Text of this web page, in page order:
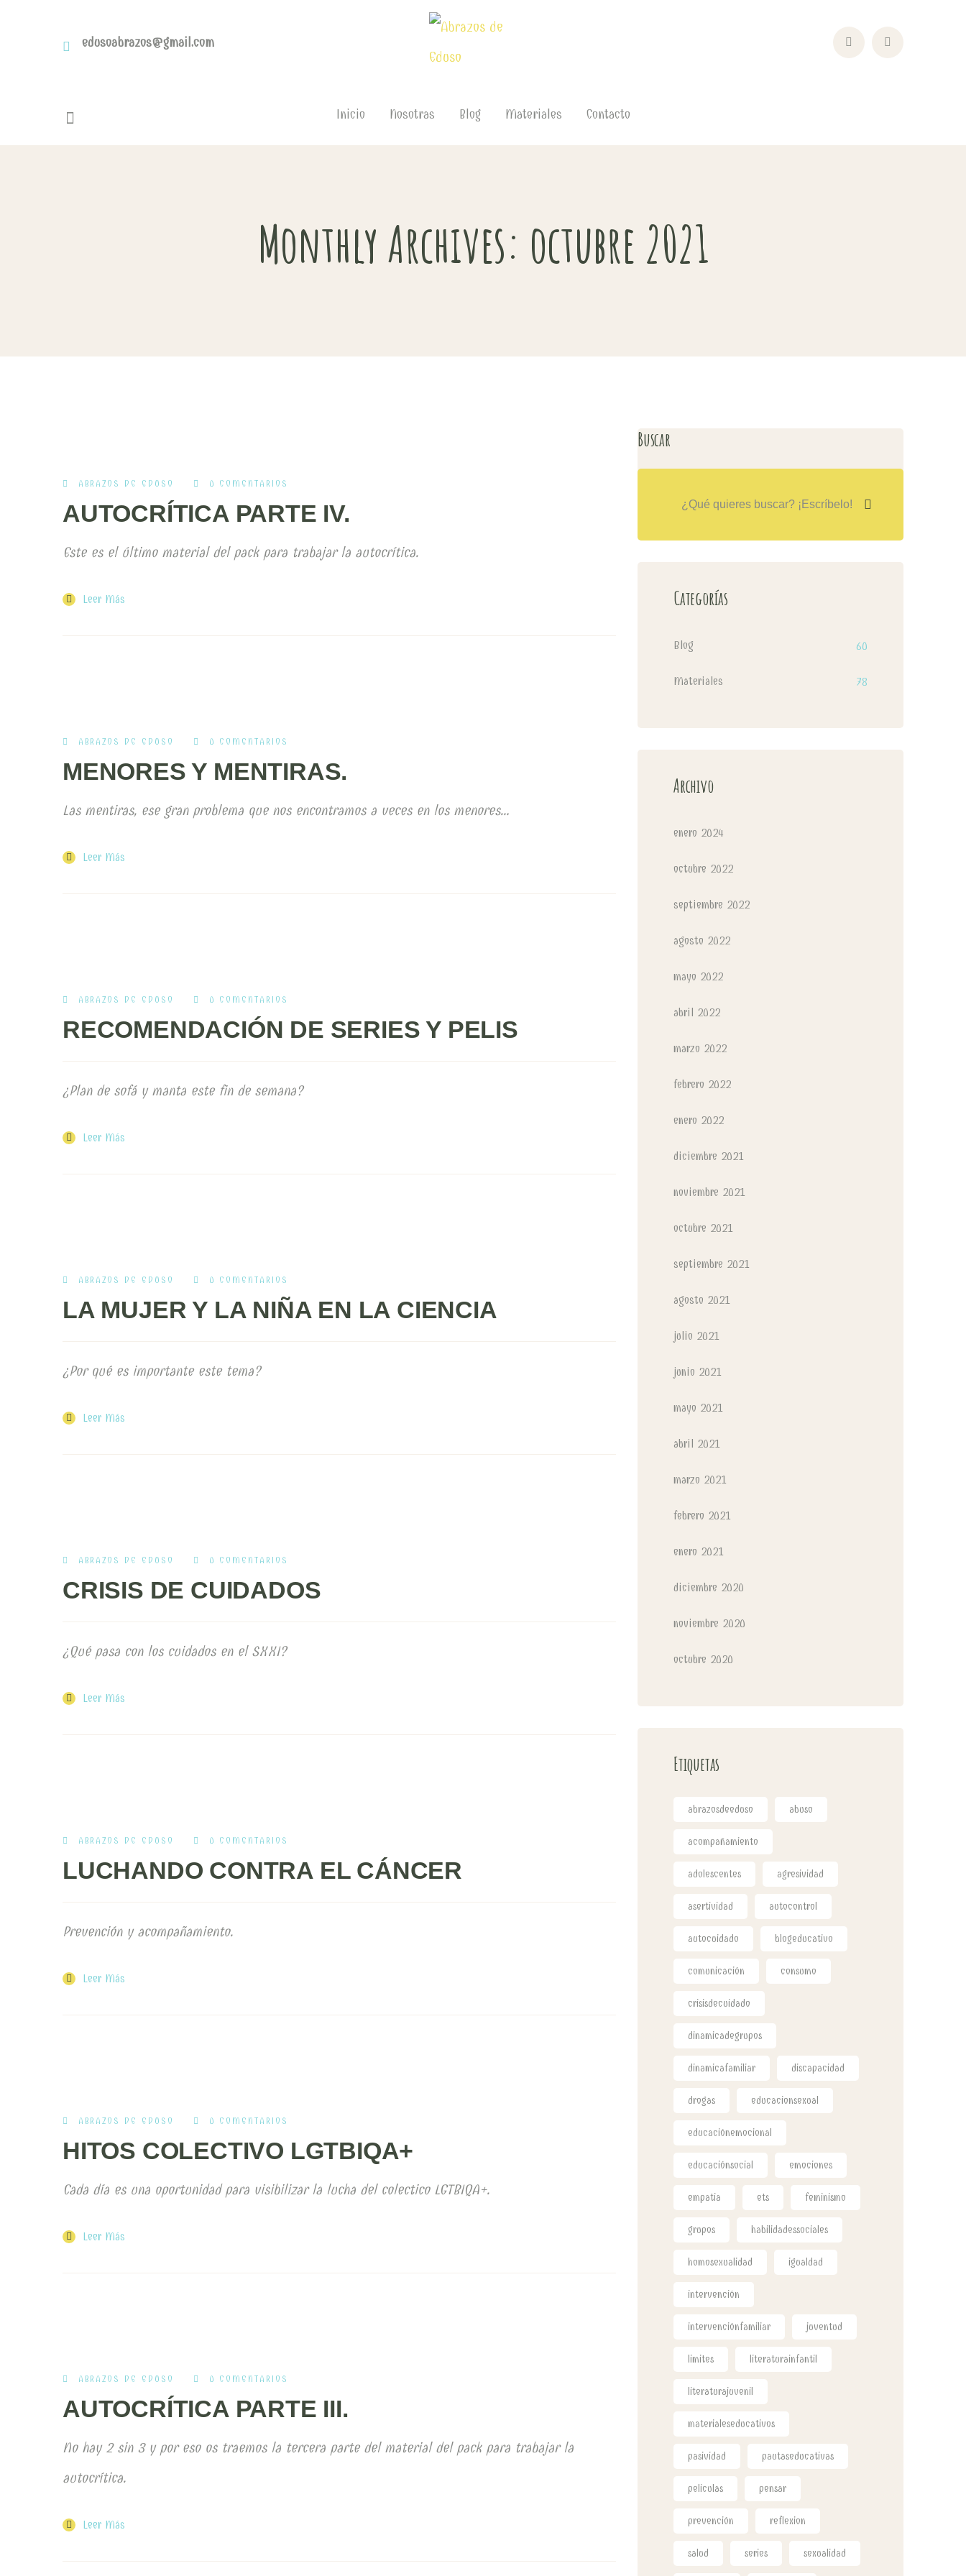
edusoabrazos@gmail.com Facebook
Inicio Nosotras Blog Materiales Contacto
Monthly Archives: octubre 2021
ABRAZOS DE EDUSO 0 COMENTARIOS
AUTOCRÍTICA PARTE IV.
Este es el último material del pack para trabajar la autocrítica.
Leer Más
ABRAZOS DE EDUSO 0 COMENTARIOS
MENORES Y MENTIRAS.
Las mentiras, ese gran problema que nos encontramos a veces en los menores…
Leer Más
ABRAZOS DE EDUSO 0 COMENTARIOS
RECOMENDACIÓN DE SERIES Y PELIS
¿Plan de sofá y manta este fin de semana?
Leer Más
ABRAZOS DE EDUSO 0 COMENTARIOS
LA MUJER Y LA NIÑA EN LA CIENCIA
¿Por qué es importante este tema?
Leer Más
ABRAZOS DE EDUSO 0 COMENTARIOS
CRISIS DE CUIDADOS
¿Qué pasa con los cuidados en el SXXI?
Leer Más
ABRAZOS DE EDUSO 0 COMENTARIOS
LUCHANDO CONTRA EL CÁNCER
Prevención y acompañamiento.
Leer Más
ABRAZOS DE EDUSO 0 COMENTARIOS
HITOS COLECTIVO LGTBIQA+
Cada día es una oportunidad para visibilizar la lucha del colectico LGTBIQA+.
Leer Más
ABRAZOS DE EDUSO 0 COMENTARIOS
AUTOCRÍTICA PARTE III.
No hay 2 sin 3 y por eso os traemos la tercera parte del material del pack para trabajar la
autocrítica.
Leer Más
Buscar
Categorías
Blog 60
Materiales 78
Archivo
enero 2024
octubre 2022
septiembre 2022
agosto 2022
mayo 2022
abril 2022
marzo 2022
febrero 2022
enero 2022
diciembre 2021
noviembre 2021
octubre 2021
septiembre 2021
agosto 2021
julio 2021
junio 2021
mayo 2021
abril 2021
marzo 2021
febrero 2021
enero 2021
diciembre 2020
noviembre 2020
octubre 2020
Etiquetas
abrazosdeeduso abuso
acompañamiento
adolescentes agresividad
asertividad autocontrol
autocuidado blogeducativo
comunicación consumo
crisisdecuidado
dinamicadegrupos
dinamicafamiliar discapacidad
drogas educacionsexual
educaciónemocional
educaciónsocial emociones
empatia ets feminismo
grupos habilidadessociales
homosexualidad igualdad
intervención
intervenciónfamiliar juventud
limites literaturainfantil
literaturajuvenil
materialeseducativos
pasividad pautaseducativas
peliculas pensar
prevención reflexion
salud series sexualidad